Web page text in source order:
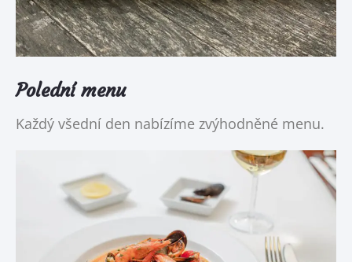
Polední menu
Každý všední den nabízíme zvýhodněné menu.